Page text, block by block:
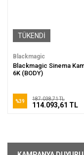
TÜKENDİ
Blackmagic
Blackmagic Sinema
6K (BODY)
%39 187.038,71 TL
114.093,61 TL